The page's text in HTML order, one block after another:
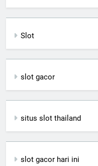
Slot
slot gacor
situs slot thailand
slot gacor hari ini